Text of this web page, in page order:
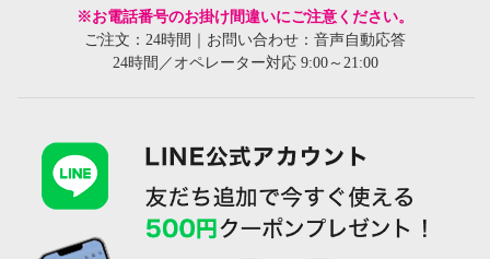
※お電話番号のお掛け間違いにご注意ください。
ご注文：24時間｜お問い合わせ：音声自動応答
24時間／オペレーター対応 9:00～21:00